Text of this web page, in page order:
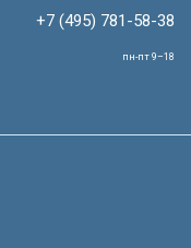
+7 (495) 781-58-38
пн-пт 9–18